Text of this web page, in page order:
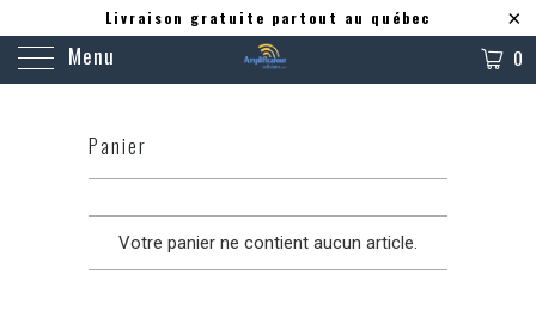
Livraison gratuite partout au québec
Menu 0
Panier
Votre panier ne contient aucun article.